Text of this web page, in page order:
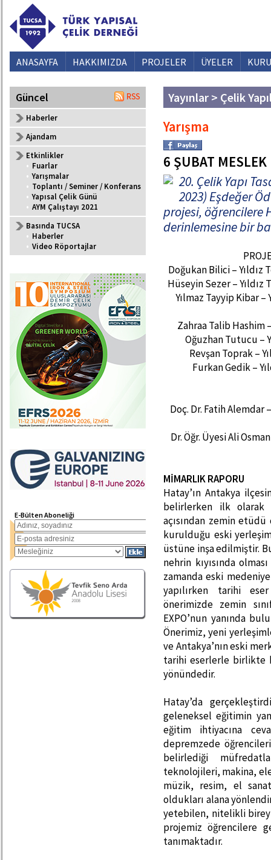
ANASAYFA HAKKIMIZDA PROJELER ÜYELER
Güncel
Haberler
Ajandam
Etkinlikler
• Fuarlar
• Yarışmalar
• Toplantı / Seminer / Konferans
• Yapısal Çelik Günü
• AYM Çalıştayı 2021
Basında TUCSA
• Haberler
• Video Röportajlar
E-Bülten Aboneliği
Yayınlar > Çelik
Yarışma
6 ŞUBAT MESLEK
20. Çelik Yapı
2023) Eşdeğer
projesi, öğrencilere
derinlemesine bir
Doğukan Bilici –
Hüseyin Sezer –
Yılmaz Tayyip Kibar
Zahraa Talib Hashim
Oğuzhan Tutucu –
Revşan Toprak –
Furkan Gedik –
Doç. Dr. Fatih Alemdar
Dr. Öğr. Üyesi Ali
MİMARLIK RAPORU
Hatay’ın Antakya
belirlerken ilk olarak
açısından zemin
kurulduğu eski
üstüne inşa edilmiştir.
nehrin kıyısında
zamanda eski
yapılırken tarihi eser
önerimizde zemin
EXPO’nun yanında
Önerimiz, yeni
ve Antakya’nın eski
tarihi eserlerle birlikte
yönündedir.
Hatay’da
geleneksel eğitimin
eğitim ihtiyacına
depremzede
belirlediği
teknolojileri, makina,
müzik, resim, el
oldukları alana
yetebilen, nitelikli
projemiz öğrencilere
tanımaktadır.